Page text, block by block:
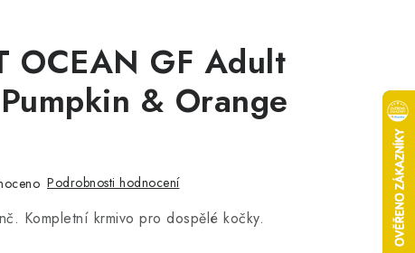
OCEAN GF Adult
& Orange
Podrobnosti hodnocení
Kompletní krmivo pro dospělé kočky.